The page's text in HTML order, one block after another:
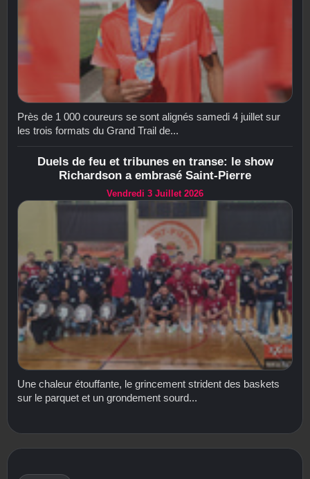
Près de 1 000 coureurs se sont alignés samedi 4 juillet sur
les trois formats du Grand Trail de...
Duels de feu et tribunes en transe: le show
Richardson a embrasé Saint-Pierre
Vendredi 3 Juillet 2026
Une chaleur étouffante, le grincement strident des baskets
sur le parquet et un grondement sourd...